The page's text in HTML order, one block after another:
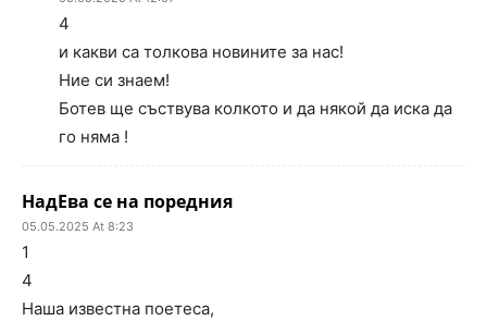
4
и какви са толкова новините за нас!
Ние си знаем!
Ботев ще съствува колкото и да някой да иска да
го няма !
НадЕва се на поредния
05.05.2025 At 8:23
1
4
Наша известна поетеса,